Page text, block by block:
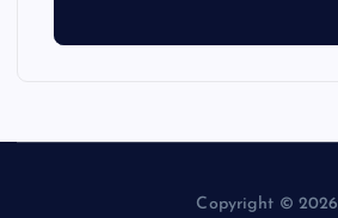
Copyright © 2026